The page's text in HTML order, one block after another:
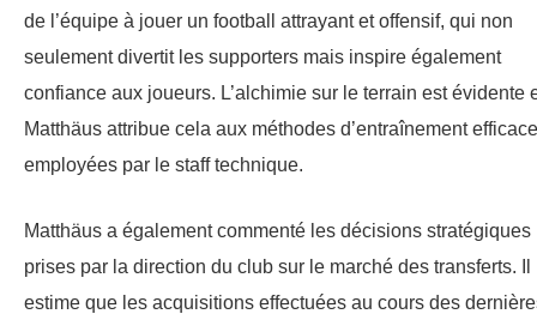
de l’équipe à jouer un football attrayant et offensif, qui non
seulement divertit les supporters mais inspire également
confiance aux joueurs. L’alchimie sur le terrain est évidente
Matthäus attribue cela aux méthodes d’entraînement
employées par le staff technique.
Matthäus a également commenté les décisions stratégiques
prises par la direction du club sur le marché des transferts. Il
estime que les acquisitions effectuées au cours des